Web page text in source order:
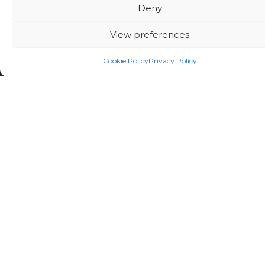
Deny
View preferences
Cookie PolicyPrivacy Policy